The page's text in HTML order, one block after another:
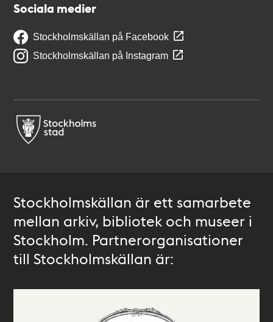
Sociala medier
Stockholmskällan på Facebook
Stockholmskällan på Instagram
Stockholmskällan är ett samarbete
mellan arkiv, bibliotek och museer i
Stockholm. Partnerorganisationer
till Stockholmskällan är: